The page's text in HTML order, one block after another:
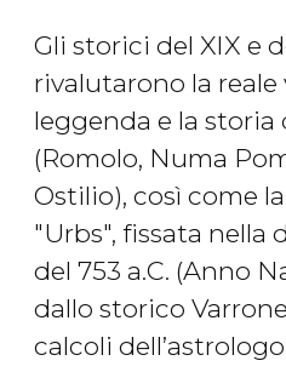
Gli storici del XIX e
rivalutarono la reale
leggenda e la storia
(Romolo, Numa
Ostilio), così come
"Urbs", fissata nella
del 753 a.C. (Anno
dallo storico
calcoli